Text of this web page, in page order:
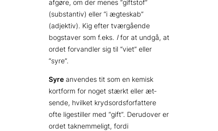
afgøre, om der menes “giftstof”
(substantiv) eller “i ægteskab”
(adjektiv). Kig efter tværgående
bogstaver som f.eks. Ifor at undgå, at
ordet forvandler sig til “viet” eller
“syre”.
Syre anvendes tit som en kemisk
kortform for noget stærkt eller æt­
sende, hvilket krydsords­forfattere
ofte ligestiller med “gift”. Derudover er
ordet taknemmeligt, fordi